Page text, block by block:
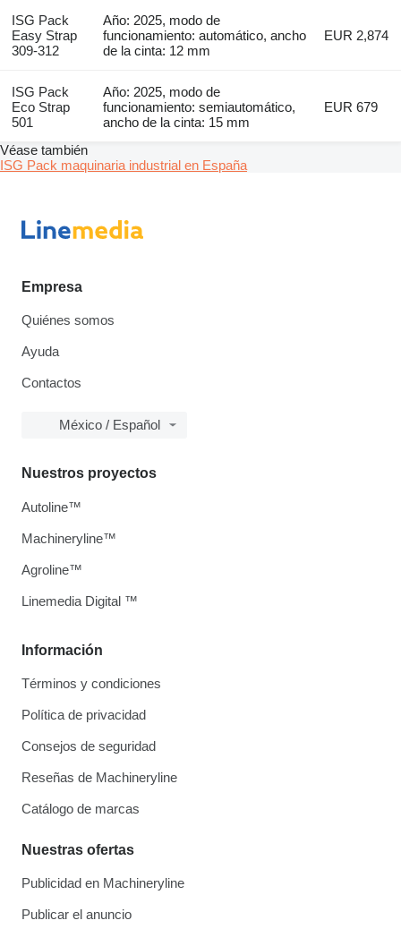
ISG Pack
Easy Strap
309-312
Año: 2025, modo de
funcionamiento: automático, ancho
de la cinta: 12 mm
EUR 2,874
ISG Pack
Eco Strap
501
Año: 2025, modo de
funcionamiento: semiautomático,
ancho de la cinta: 15 mm
EUR 679
Véase también
ISG Pack maquinaria industrial en España
Empresa
Quiénes somos
Ayuda
Contactos
México / Español
Información
Términos y condiciones
Política de privacidad
Consejos de seguridad
Reseñas de Machineryline
Catálogo de marcas
Nuestras ofertas
Publicidad en Machineryline
Publicar el anuncio
Nuestros proyectos
Autoline™
Machineryline™
Agroline™
Linemedia Digital ™